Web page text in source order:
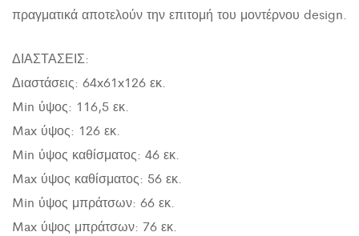
πραγματικά αποτελούν την επιτομή του μοντέρνου design.
ΔΙΑΣΤΑΣΕΙΣ:
Διαστάσεις: 64x61x126 εκ.
Min ύψος: 116,5 εκ.
Max ύψος: 126 εκ.
Min ύψος καθίσματος: 46 εκ.
Max ύψος καθίσματος: 56 εκ.
Min ύψος μπράτσων: 66 εκ.
Max ύψος μπράτσων: 76 εκ.